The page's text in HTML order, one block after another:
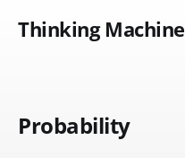
Thinking Machine
Probability